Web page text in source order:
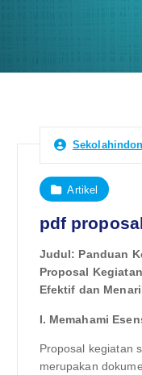
Artikel
pdf
Judul: Panduan
Proposal
Efektif dan
I. Memahami
Proposal kegiatan
merupakan